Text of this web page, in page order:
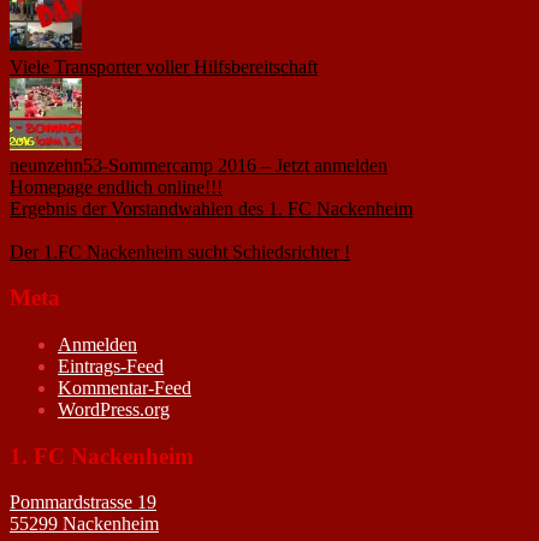
Viele Transporter voller Hilfsbereitschaft
neunzehn53-Sommercamp 2016 – Jetzt anmelden
Homepage endlich online!!!
Ergebnis der Vorstandwahlen des 1. FC Nackenheim
Der 1.FC Nackenheim sucht Schiedsrichter !
Meta
Anmelden
Eintrags-Feed
Kommentar-Feed
WordPress.org
1. FC Nackenheim
Pommardstrasse 19
55299 Nackenheim